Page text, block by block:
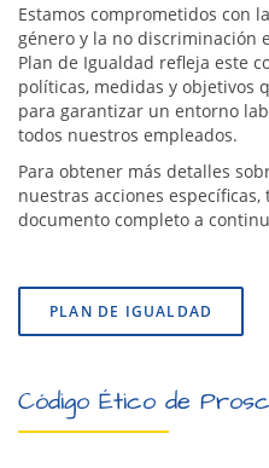
Estamos comprometidos con
género y la no discriminación
Plan de Igualdad refleja este
políticas, medidas y objetivos
para garantizar un entorno
todos nuestros empleados.
Para obtener más detalles
nuestras acciones
documento completo a
PLAN DE IGUALDAD
Código Ético de